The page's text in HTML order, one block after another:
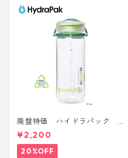
廃盤特価 ハイドラパック
リーコン ツイスト＆シップ 50
0ml
¥2,200
20%OFF